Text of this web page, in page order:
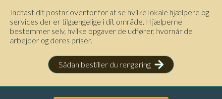
Indtast dit postnr ovenfor for at se hvilke lokale hjælpere og
services der er tilgængelige i dit område. Hjælperne
bestemmer selv, hvilke opgaver de udfører, hvornår de
arbejder og deres priser.
Sådan bestiller du rengøring